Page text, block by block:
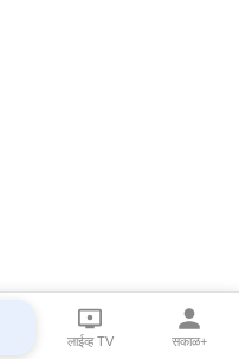
लाईव्ह TV सकाळ+